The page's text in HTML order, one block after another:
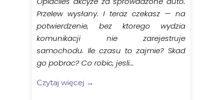
Przelew wysłany. I teraz czekasz — na
potwierdzenie, bez ktorego wydzia
komunikacji nie zarejestruje
samochodu. Ile czasu to zajmie? Skad
go pobrac? Co robic, jesli...
Czytaj więcej →